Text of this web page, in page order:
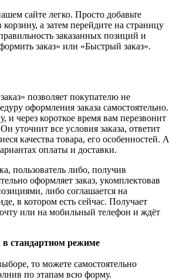
сайте легко. Просто добавьте
а затем перейдите на страницу
заказанных позиций и
заказ» или «Быстрый заказ».
позволяет покупателю не
оформления заказа самостоятельно.
и через короткое время вам перезвонит
уточнит все условия заказа, ответит
качества товара, его особенностей. А
оплаты и доставки.
пользователь либо, получив
оформляет заказ, укомплектовав
либо соглашается на
в котором есть сейчас. Получает
или на мобильный телефон и ждёт
в стандартном режиме
то можете самостоятельно
по этапам всю форму.